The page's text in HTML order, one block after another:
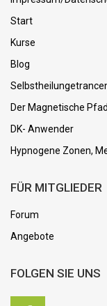
Start
Kurse
Blog
Der Magnetische
DK- Anwender
Hypnogene Zonen,
FÜR MITGLIEDER
Forum
Angebote
FOLGEN SIE UNS